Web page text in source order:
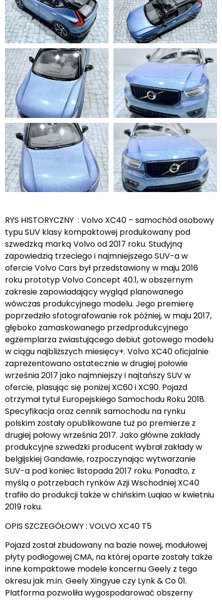
RYS HISTORYCZNY : Volvo XC40 – samochód osobowy
typu SUV klasy kompaktowej produkowany pod
szwedzką marką Volvo od 2017 roku. Studyjną
zapowiedzią trzeciego i najmniejszego SUV-a w
ofercie Volvo Cars był przedstawiony w maju 2016
roku prototyp Volvo Concept 40.1, w obszernym
zakresie zapowiadający wygląd planowanego
wówczas produkcyjnego modelu. Jego premierę
poprzedziło sfotografowanie rok później, w maju 2017,
głęboko zamaskowanego przedprodukcyjnego
egzemplarza zwiastującego debiut gotowego modelu
w ciągu najbliższych miesięcy+. Volvo XC40 oficjalnie
zaprezentowano ostatecznie w drugiej połowie
września 2017 jako najmniejszy i najtańszy SUV w
ofercie, plasując się poniżej XC60 i XC90. Pojazd
otrzymał tytuł Europejskiego Samochodu Roku 2018.
Specyfikacja oraz cennik samochodu na rynku
polskim zostały opublikowane tuż po premierze z
drugiej połowy września 2017. Jako główne zakłady
produkcyjne szwedzki producent wybrał zakłady w
belgijskiej Gandawie, rozpoczynając wytwarzanie
SUV-a pod koniec listopada 2017 roku. Ponadto, z
myślą o potrzebach rynków Azji Wschodniej XC40
trafiło do produkcji także w chińskim Luqiao w kwietniu
2019 roku.
OPIS SZCZEGÓŁOWY : VOLVO XC40 T5
Pojazd został zbudowany na bazie nowej, modułowej
płyty podłogowej CMA, na której oparte zostały także
inne kompaktowe modele koncernu Geely z tego
okresu jak m.in. Geely Xingyue czy Lynk & Co 01.
Platforma pozwoliła wygospodarować obszerny